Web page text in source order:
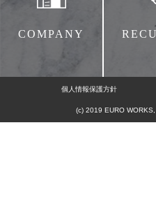
COMPANY
個人情報保護方針
(c) 2019 EURO